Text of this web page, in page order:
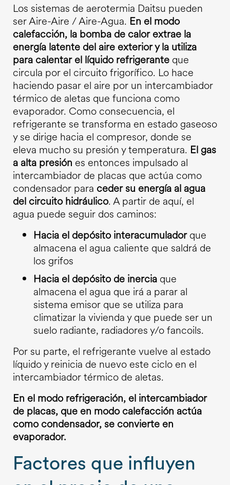
Los sistemas de aerotermia Daitsu pueden
ser Aire-Aire / Aire-Agua. En el modo
calefacción, la bomba de calor extrae la
energía latente del aire exterior y la utiliza
para calentar el líquido refrigerante que
circula por el circuito frigorífico. Lo hace
haciendo pasar el aire por un intercambiador
térmico de aletas que funciona como
evaporador. Como consecuencia, el
refrigerante se transforma en estado gaseoso
y se dirige hacia el compresor, donde se
eleva mucho su presión y temperatura. El gas
a alta presión es entonces impulsado al
intercambiador de placas que actúa como
condensador para ceder su energía al agua
del circuito hidráulico. A partir de aquí, el
agua puede seguir dos caminos:
Hacia el depósito interacumuladorque
almacena el agua caliente que saldrá de
los grifos
Hacia el depósito de inercia que
almacena el agua que irá a parar al
sistema emisor que se utiliza para
climatizar la vivienda y que puede ser un
suelo radiante, radiadores y/o fancoils.
Por su parte, el refrigerante vuelve al estado
líquido y reinicia de nuevo este ciclo en el
intercambiador térmico de aletas.
En el modo refrigeración, el intercambiador
de placas, que en modo calefacción actúa
como condensador, se convierte en
evaporador.
Factores que influyen